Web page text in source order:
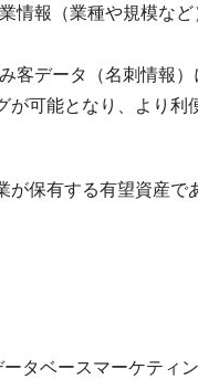
情報（業種や規模な
データ（名刺情報
可能となり、より利
保有する有望資産
タベースマーケティン